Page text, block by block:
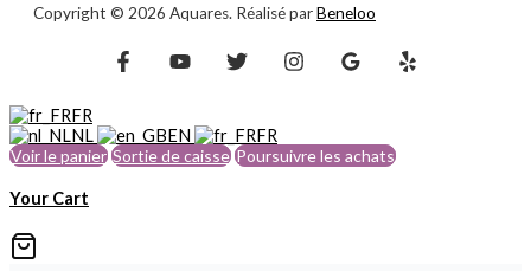
Copyright © 2026 Aquares. Réalisé parBeneloo
FR
NL
EN
FR
Voir le panier Sortie de caisse Poursuivre les achats
Your Cart